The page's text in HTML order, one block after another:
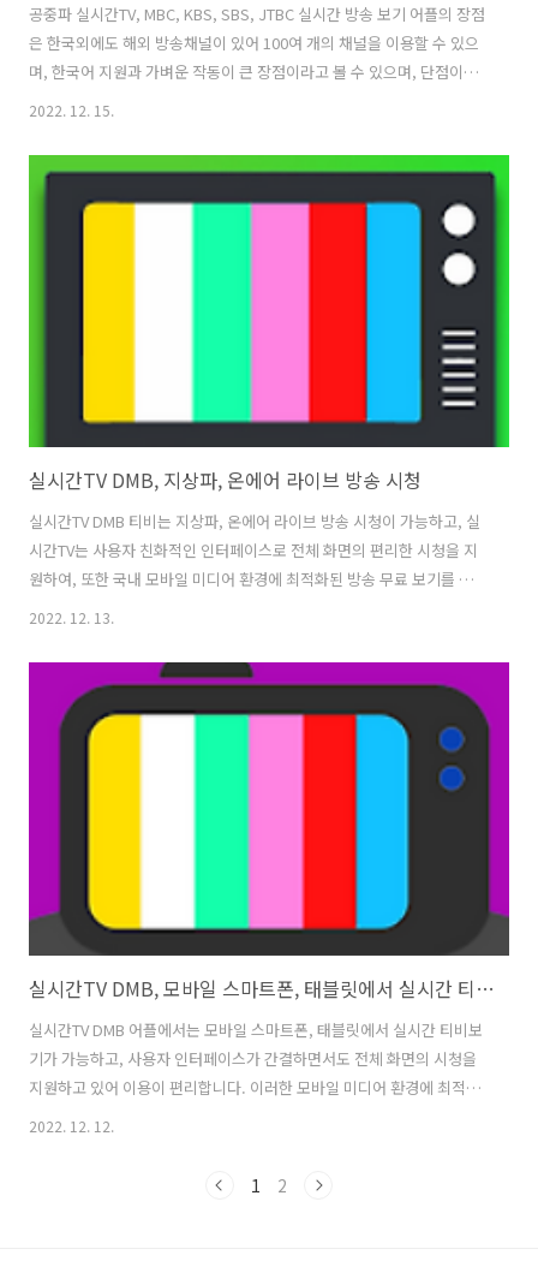
공중파 실시간TV, MBC, KBS, SBS, JTBC 실시간 방송 보기 어플의 장점
은 한국외에도 해외 방송채널이 있어 100여 개의 채널을 이용할 수 있으
며, 한국어 지원과 가벼운 작동이 큰 장점이라고 볼 수 있으며, 단점이라
데 유튜브 구분이 필요하다는 의견이 있습니다. ‘공중파 실시간TV’는 스
마트폰에서 편하게 공중파와 종편 채널을 시청할 수 있도록 실시간 방송
보기 링크를 제공하여 MBC, KBS, SBS, EBS 등 외에도 종합편성채널인
JTBC, TV조선, 채널A, MBN 등을 시청할 수 있습니다. 1. 공중파 실시간
2022. 12. 15.
실시간TV DMB, 지상파, 온에어 라이브 방송 시청
실시간TV DMB 티비는 지상파, 온에어 라이브 방송 시청이 가능하고, 실
시간TV는 사용자 친화적인 인터페이스로 전체 화면의 편리한 시청을 지
원하여, 또한 국내 모바일 미디어 환경에 최적화된 방송 무료 보기를 제
공하고 있습니다. 단지 지상파만이 아닌 케이블, 종합편성채널, 스포츠,
제 어디서나 시간과 장소의 제약 없이 바로 TV보기가 가능합니다. 실시
간TV는 사용자에게 불필요한 권한을 요구하거나 회원가입을 유도하지
않으며 평생 무료로 모든 앱 내 서비스를 이용하실 수 있습니다. 그렇지
만 광고로 인해 많은 사용자들이 불편을 호소하는 의견이 많이 있어 개선
이 필요해 보이기도 합니다. 1. 실시간TV DMB, 지상파, 온에어 라이브
2022. 12. 13.
실시간TV DMB, 모바일 스마트폰, 태블릿에서 실시간 티비보기
실시간TV DMB 어플에서는 모바일 스마트폰, 태블릿에서 실시간 티비보
기가 가능하고, 사용자 인터페이스가 간결하면서도 전체 화면의 시청을
지원하고 있어 이용이 편리합니다. 이러한 모바일 미디어 환경에 최적화
2022. 12. 12.
1 2